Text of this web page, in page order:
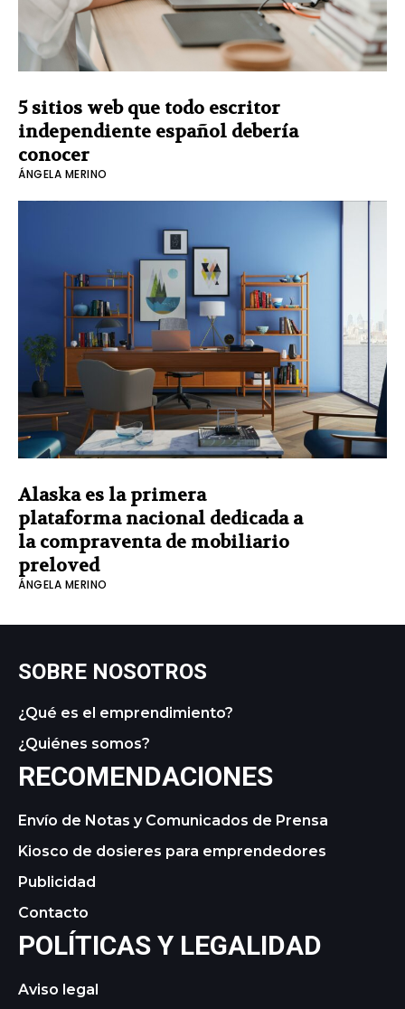
5 sitios web que todo escritor
independiente español debería
conocer
ÁNGELA MERINO
Alaska es la primera
plataforma nacional dedicada a
la compraventa de mobiliario
preloved
ÁNGELA MERINO
SOBRE NOSOTROS
¿Qué es el emprendimiento?
¿Quiénes somos?
RECOMENDACIONES
Envío de Notas y Comunicados de Prensa
Kiosco de dosieres para emprendedores
Publicidad
Contacto
POLÍTICAS Y LEGALIDAD
Aviso legal